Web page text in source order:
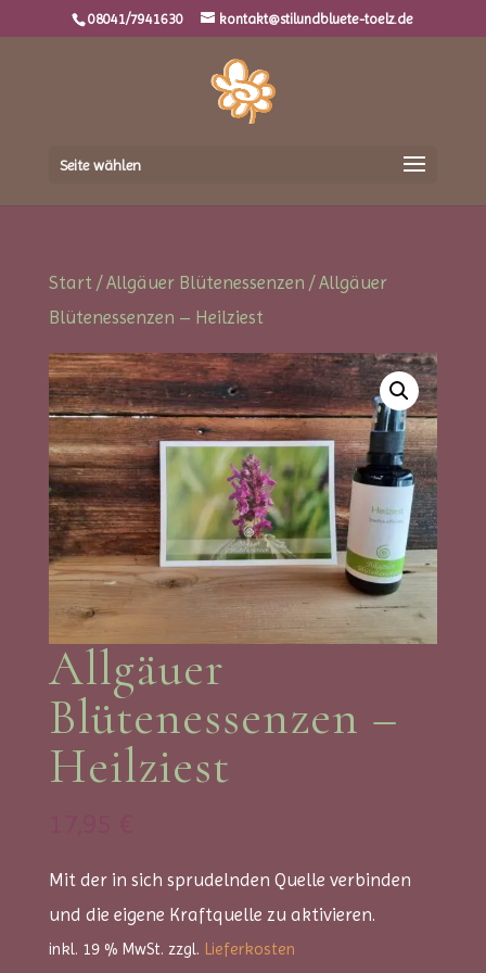
08041/7941630 kontakt@stilundbluete-toelz.de
Seite wählen
Start /Allgäuer Blütenessenzen / Allgäuer
Blütenessenzen – Heilziest
Allgäuer
Blütenessenzen –
Heilziest
Mit der in sich sprudelnden Quelle verbinden
und die eigene Kraftquelle zu aktivieren.
inkl. 19 % MwSt. zzgl. Lieferkosten